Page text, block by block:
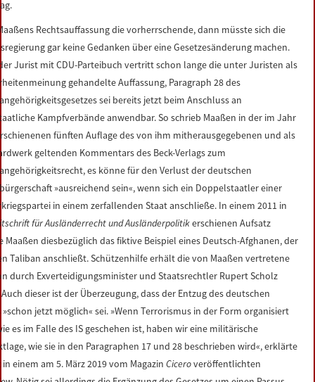
Rechtsauffassung die vorherrschende, dann müsste sich die
gar keine Gedanken über eine Gesetzesänderung machen.
Jurist mit CDU-Parteibuch vertritt schon lange die unter Juristen als
gehandelte Auffassung, Paragraph 28 des
sei bereits jetzt beim Anschluss an
Kampfverbände anwendbar. So schrieb Maaßen in der im Jahr
fünften Auflage des von ihm mitherausgegebenen und als
geltenden Kommentars des Beck-Verlags zum
es könne für den Verlust der deutschen
»ausreichend sein«, wenn sich ein Doppelstaatler einer
in einem zerfallenden Staat anschließe. In einem 2011 in
für Ausländerrecht und Ausländerpolitikerschienen Aufsatz
Maaßen diesbezüglich das fiktive Beispiel eines Deutsch-Afghanen, der
Taliban anschließt. Schützenhilfe erhält die von Maaßen vertretene
durch Exverteidigungsminister und Staatsrechtler Rupert Scholz
Auch dieser ist der Überzeugung, dass der Entzug des deutschen
»schon jetzt möglich« sei. »Wenn Terrorismus in der Form organisiert
es im Falle des IS geschehen ist, haben wir eine militärische
wie sie in den Paragraphen 17 und 28 beschrieben wird«, erklärte
in einem am 5. März 2019 vom MagazinCiceroveröffentlichten